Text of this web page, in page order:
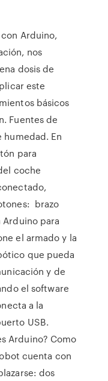
Arduino,
nos
dosis de
este
básicos
Fuentes de
humedad. En
para
coche
brazo
para
el armado y la
que pueda
y de
el software
a la
USB.
Arduino? Como
cuenta con
dos